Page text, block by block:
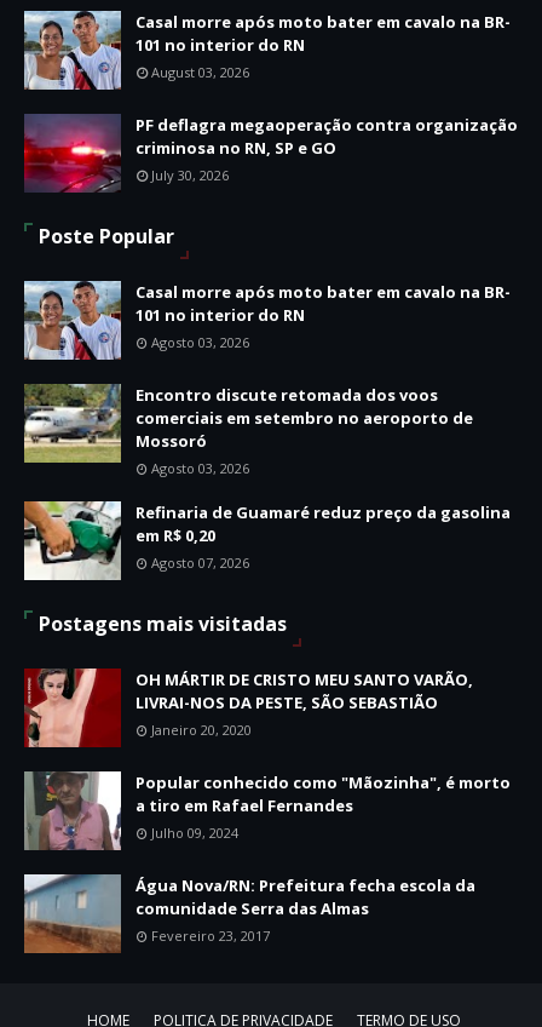
Casal morre após moto bater em cavalo na BR-
101 no interior do RN
August 03, 2026
PF deflagra megaoperação contra organização
criminosa no RN, SP e GO
July 30, 2026
Poste Popular
Casal morre após moto bater em cavalo na BR-
101 no interior do RN
Agosto 03, 2026
Encontro discute retomada dos voos
comerciais em setembro no aeroporto de
Mossoró
Agosto 03, 2026
Refinaria de Guamaré reduz preço da gasolina
em R$ 0,20
Agosto 07, 2026
Postagens mais visitadas
OH MÁRTIR DE CRISTO MEU SANTO VARÃO,
LIVRAI-NOS DA PESTE, SÃO SEBASTIÃO
Janeiro 20, 2020
Popular conhecido como "Mãozinha", é morto
a tiro em Rafael Fernandes
Julho 09, 2024
Água Nova/RN: Prefeitura fecha escola da
comunidade Serra das Almas
Fevereiro 23, 2017
HOME POLITICA DE PRIVACIDADE TERMO DE USO